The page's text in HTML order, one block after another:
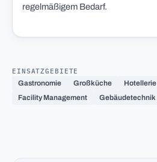
regelmäßigem Bedarf.
EINSATZGEBIETE
Gastronomie
Großküche Hotellerie
Facility Management
Gebäudetechnik